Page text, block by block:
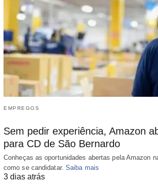
EMPREGOS
Sem pedir experiência, Amazon
para CD de São Bernardo
Conheças as oportunidades abertas pela Amazon
como se candidatar. Saiba mais
3 dias atrás